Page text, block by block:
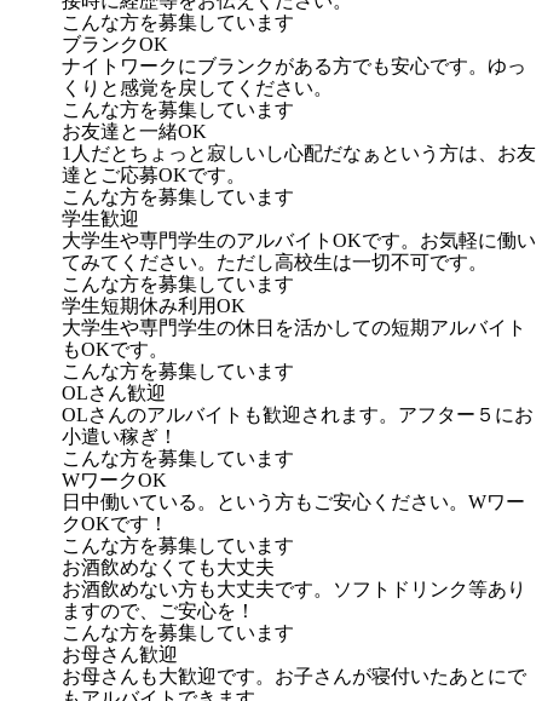
こんな方を募集しています
ブランクOK
ナイトワークにブランクがある方でも安心です。ゆっ
くりと感覚を戻してください。
こんな方を募集しています
お友達と一緒OK
1人だとちょっと寂しいし心配だなぁという方は、お友
達とご応募OKです。
こんな方を募集しています
学生歓迎
大学生や専門学生のアルバイトOKです。お気軽に働い
てみてください。ただし高校生は一切不可です。
こんな方を募集しています
学生短期休み利用OK
大学生や専門学生の休日を活かしての短期アルバイト
もOKです。
こんな方を募集しています
OLさん歓迎
OLさんのアルバイトも歓迎されます。アフター５にお
小遣い稼ぎ！
こんな方を募集しています
WワークOK
日中働いている。という方もご安心ください。Wワー
クOKです！
こんな方を募集しています
お酒飲めなくても大丈夫
お酒飲めない方も大丈夫です。ソフトドリンク等あり
ますので、ご安心を！
こんな方を募集しています
お母さん歓迎
お母さんも大歓迎です。お子さんが寝付いたあとにで